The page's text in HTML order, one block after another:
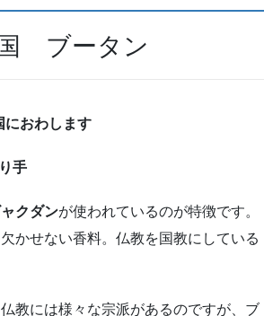
ブータン
におわします
手
ャクダンが使われているのが特徴です。
かせない香料。仏教を国教にしている
教には様々な宗派があるのですが、ブ